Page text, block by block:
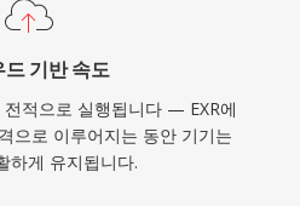
드 기반 속도
적으로 실행됩니다 — EXR에
으로 이루어지는 동안 기기는
하게 유지됩니다.